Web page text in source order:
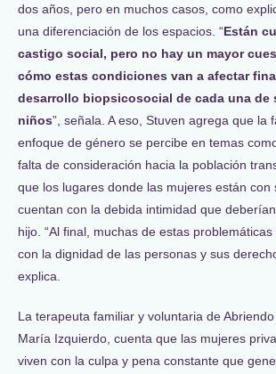
dos años, pero en muchos casos, como
una diferenciación de los espacios. “Están
castigo social, pero no hay un mayor
cómo estas condiciones van a afectar
desarrollo biopsicosocial de cada una de
niños”, señala. A eso, Stuven agrega que la
enfoque de género se percibe en temas
falta de consideración hacia la población
que los lugares donde las mujeres están con
cuentan con la debida intimidad que
hijo. “Al final, muchas de estas
con la dignidad de las personas y sus
explica.
La terapeuta familiar y voluntaria de
María Izquierdo, cuenta que las mujeres
viven con la culpa y pena constante que